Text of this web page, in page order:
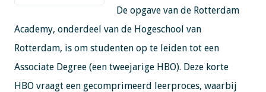
De opgave van de Rotterdam
Academy, onderdeel van de Hogeschool van
Rotterdam, is om studenten op te leiden tot een
Associate Degree (een tweejarige HBO). Deze korte
HBO vraagt een gecomprimeerd leerproces, waarbij